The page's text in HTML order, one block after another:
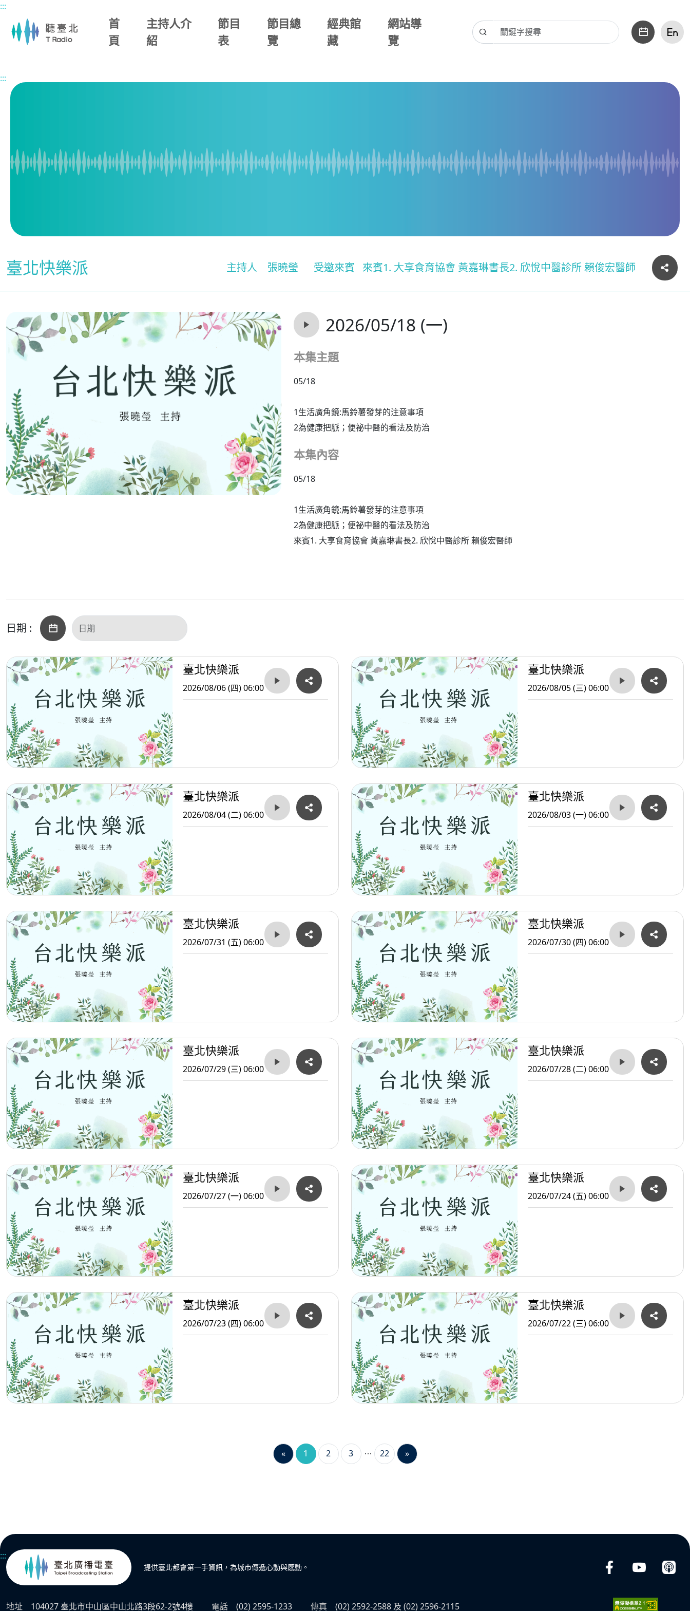
主要內容區塊
:::
首
頁
主持人介
紹
節目
表
節目總
覽
經典館
藏
網站導
覽
:::
臺北快樂派 主持人 張曉瑩 受邀來賓 來賓1. 大享食育協會 黃嘉琳書長2. 欣悅中醫診所 賴俊宏醫師
2026/05/18 (一)
本集主題
05/18
1生活廣角鏡:馬鈴薯發芽的注意事項
2為健康把脈；便祕中醫的看法及防治
本集內容
05/18
1生活廣角鏡:馬鈴薯發芽的注意事項
2為健康把脈；便祕中醫的看法及防治
來賓1. 大享食育協會 黃嘉琳書長2. 欣悅中醫診所 賴俊宏醫師
日期 :
臺北快樂派
2026/08/06 (四) 06:00
臺北快樂派
2026/08/05 (三) 06:00
臺北快樂派
2026/08/04 (二) 06:00
臺北快樂派
2026/08/03 (一) 06:00
臺北快樂派
2026/07/31 (五) 06:00
臺北快樂派
2026/07/30 (四) 06:00
臺北快樂派
2026/07/29 (三) 06:00
臺北快樂派
2026/07/28 (二) 06:00
臺北快樂派
2026/07/27 (一) 06:00
臺北快樂派
2026/07/24 (五) 06:00
臺北快樂派
2026/07/23 (四) 06:00
臺北快樂派
2026/07/22 (三) 06:00
« 1 2 3 22 »
:::
提供臺北都會第一手資訊，為城市傳遞心動與感動。
地址 104027 臺北市中山區中山北路3段62-2號4樓 電話 (02) 2595-1233 傳真 (02) 2592-2588 及 (02) 2596-2115